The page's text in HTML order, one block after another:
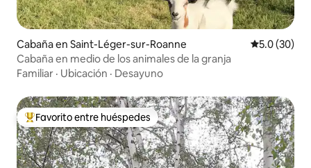
Cabaña en Saint-Léger-sur-Roanne Calificación
5.0 (30)
Cabaña en medio de los animales de la granja
Familiar · Ubicación · Desayuno
Favorito entre huéspedes preferido
Favorito entre huéspedes